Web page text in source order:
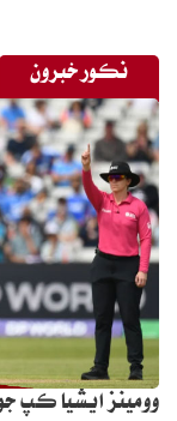
نڪور خبرون
وومينز ايشيا ڪپ